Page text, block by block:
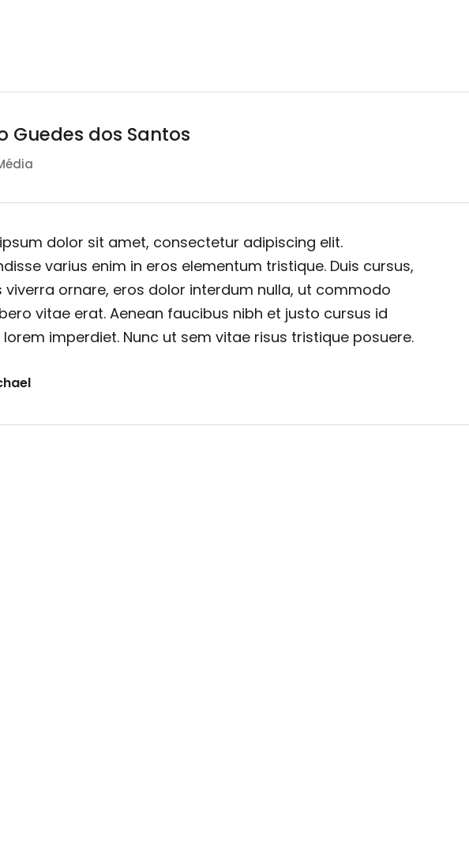
Guedes dos Santos
dolor sit amet, consectetur adipiscing elit.
varius enim in eros elementum tristique. Duis cursus,
viverra ornare, eros dolor interdum nulla, ut commodo
vitae erat. Aenean faucibus nibh et justo cursus id
imperdiet. Nunc ut sem vitae risus tristique posuere.